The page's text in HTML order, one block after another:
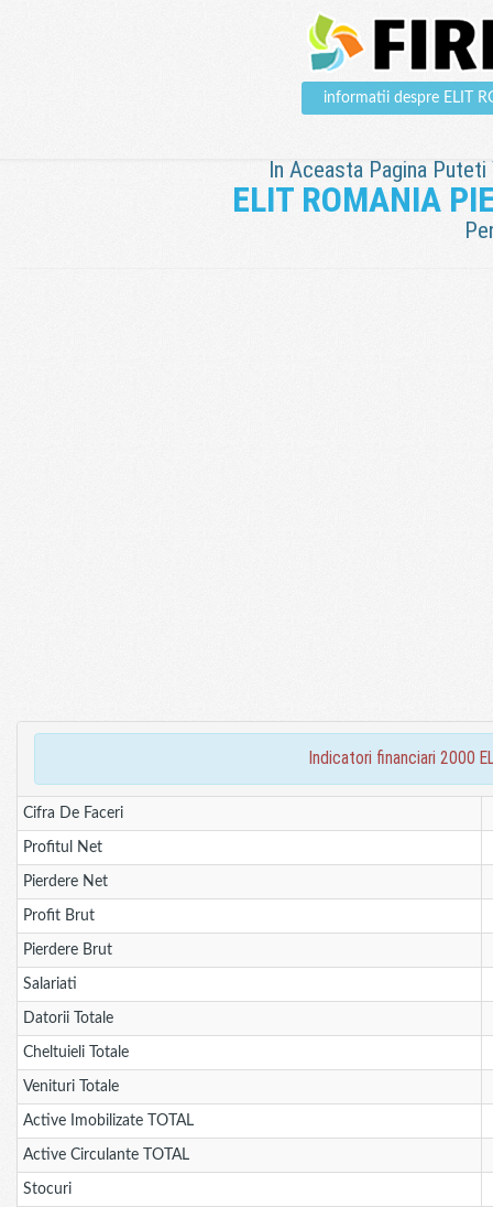
informatii despre ELIT
In Aceasta Pagina
ELIT ROMANIA
indicatori financiari 2000
Cifra De Faceri
Profitul Net
Pierdere Net
Profit Brut
Pierdere Brut
Salariati
Datorii Totale
Cheltuieli Totale
Venituri Totale
Active Imobilizate TOTAL
Active Circulante TOTAL
Stocuri